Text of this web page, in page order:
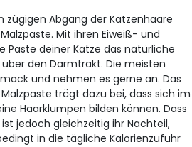
zügigen Abgang der Katzenhaare
Mit ihren Eiweiß- und
deiner Katze das natürliche
den Darmtrakt. Die meisten
und nehmen es gerne an. Das
trägt dazu bei, dass sich im
Haarklumpen bilden können. Dass
jedoch gleichzeitig ihr Nachteil,
in die tägliche Kalorienzufuhr